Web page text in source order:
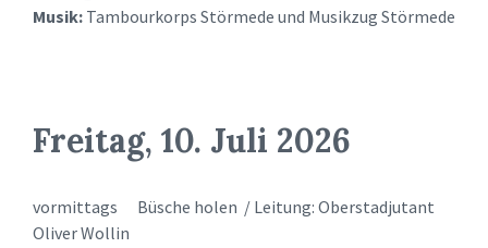
Musik: Tambourkorps Störmede und Musikzug Störmede
Freitag, 10. Juli 2026
vormittags Büsche holen / Leitung: Oberstadjutant
Oliver Wollin